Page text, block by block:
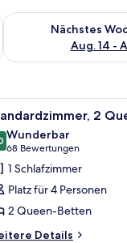
Aug. 7
Nächstes
Aug. 14 -
Überprüfe die
Grünflächen.
Bett, einem
4 2
von 10
Wunderbar
68 Bewertungen
(68
Bewertungen)
1 Schlafzimmer
Platz für 4 Personen
2 Queen-Betten
Details